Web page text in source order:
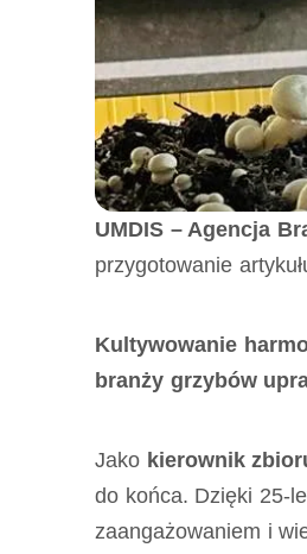
UMDIS – Agencja
przygotowanie
Kultywowanie
branży grzybów
Jako kierownik
do końca. Dzięki 25-
zaangażowaniem i